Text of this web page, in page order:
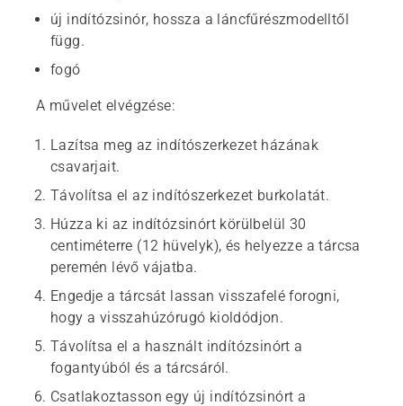
új indítózsinór, hossza a láncfűrészmodelltől
függ.
fogó
A művelet elvégzése:
Lazítsa meg az indítószerkezet házának
csavarjait.
Távolítsa el az indítószerkezet burkolatát.
Húzza ki az indítózsinórt körülbelül 30
centiméterre (12 hüvelyk), és helyezze a tárcsa
peremén lévő vájatba.
Engedje a tárcsát lassan visszafelé forogni,
hogy a visszahúzórugó kioldódjon.
Távolítsa el a használt indítózsinórt a
fogantyúból és a tárcsáról.
Csatlakoztasson egy új indítózsinórt a